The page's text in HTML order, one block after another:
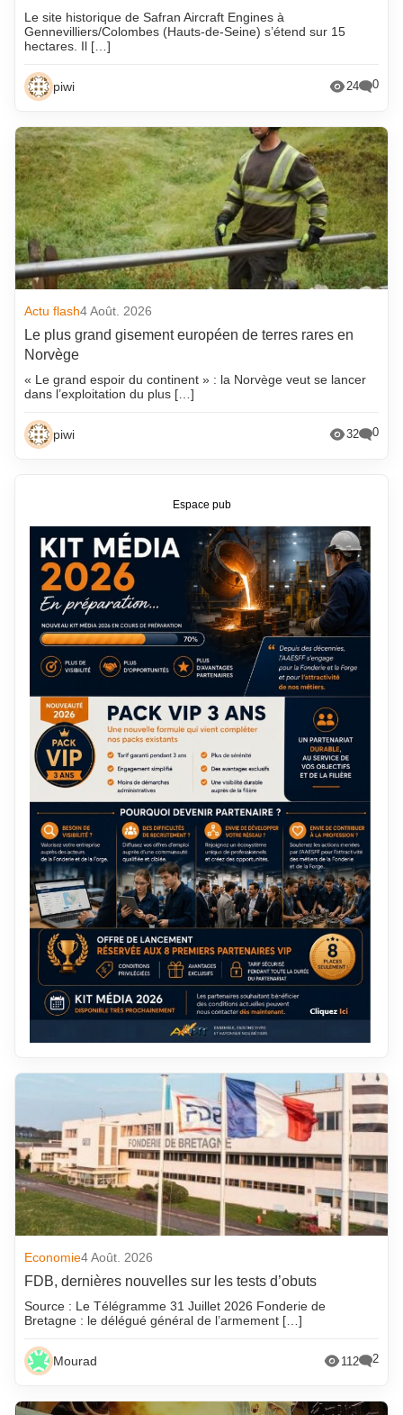
Le site historique de Safran Aircraft Engines à
Gennevilliers/Colombes (Hauts-de-Seine) s’étend sur 15
hectares. Il […]
piwi 24 0
Actu flash4 Août. 2026
Le plus grand gisement européen de terres rares en
Norvège
« Le grand espoir du continent » : la Norvège veut se lancer
dans l’exploitation du plus […]
piwi 32 0
Economie4 Août. 2026
FDB, dernières nouvelles sur les tests d’obuts
Source : Le Télégramme 31 Juillet 2026 Fonderie de
Bretagne : le délégué général de l’armement […]
Mourad 112 2
Espace pub